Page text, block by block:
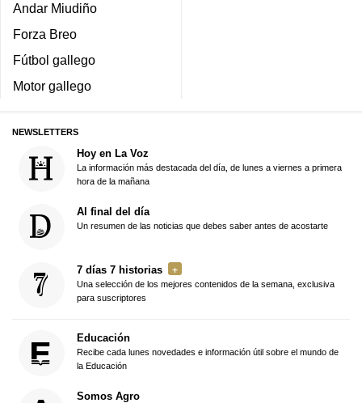
Andar Miudiño
Forza Breo
Fútbol gallego
Motor gallego
NEWSLETTERS
Hoy en La Voz
La información más destacada del día, de lunes a viernes a primera
hora de la mañana
Al final del día
Un resumen de las noticias que debes saber antes de acostarte
7 días 7 historias
Una selección de los mejores contenidos de la semana, exclusiva
para suscriptores
Educación
Recibe cada lunes novedades e información útil sobre el mundo de
la Educación
Somos Agro